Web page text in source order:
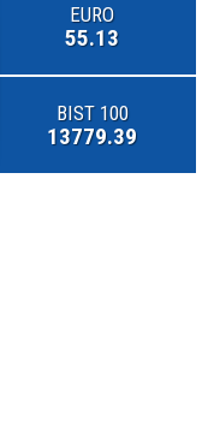
EURO
55.13
BIST 100
13779.39